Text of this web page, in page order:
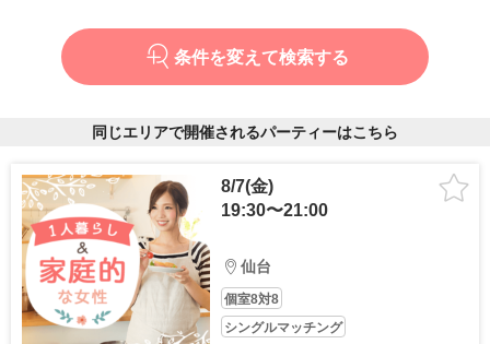
条件を変えて検索する
同じエリアで開催されるパーティーはこちら
8/7(金)
19:30〜21:00
仙台
個室8対8
シングルマッチング